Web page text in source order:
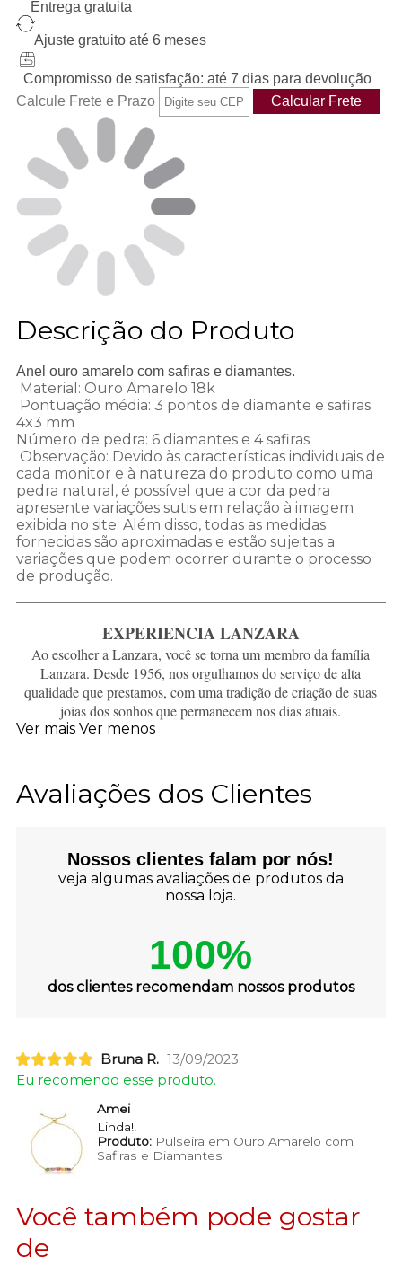
Entrega gratuita
Ajuste gratuito até 6 meses
Compromisso de satisfação: até 7 dias para devolução
Calcule Frete e Prazo
Descrição do Produto
Anel ouro amarelo com safiras e diamantes.
Material: Ouro Amarelo 18k
Pontuação média: 3 pontos de diamante e safiras
4x3 mm
Número de pedra: 6 diamantes e 4 safiras
Observação: Devido às características individuais de
cada monitor e à natureza do produto como uma
pedra natural, é possível que a cor da pedra
apresente variações sutis em relação à imagem
exibida no site. Além disso, todas as medidas
fornecidas são aproximadas e estão sujeitas a
variações que podem ocorrer durante o processo
de produção.
EXPERIENCIA LANZARA
Ao escolher a Lanzara, você se torna um membro da família
Lanzara. Desde 1956, nos orgulhamos do serviço de alta
qualidade que prestamos, com uma tradição de criação de suas
joias dos sonhos que permanecem nos dias atuais.
Ver mais Ver menos
Avaliações dos Clientes
Nossos clientes falam por nós!
veja algumas avaliações de produtos da
nossa loja.
100%
dos clientes recomendam nossos produtos
Bruna R. 13/09/2023
Eu recomendo esse produto.
Amei
Linda!!
Produto:Pulseira em Ouro Amarelo com
Safiras e Diamantes
Você também pode gostar
de